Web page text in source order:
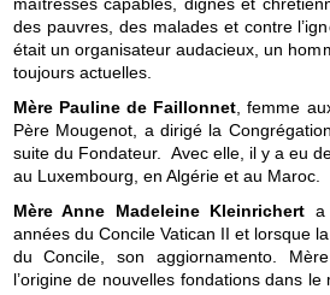
des pauvres, des malades et contre
était un organisateur audacieux, un
toujours actuelles.
Mère Pauline de Faillonnet , femme
Père Mougenot, a dirigé la
suite du Fondateur. Avec elle, il y a eu
au Luxembourg, en Algérie et au Maroc.
Mère Anne Madeleine Kleinrichert a
années du Concile Vatican II et lorsque
du Concile, son aggiornamento.
l’origine de nouvelles fondations dans